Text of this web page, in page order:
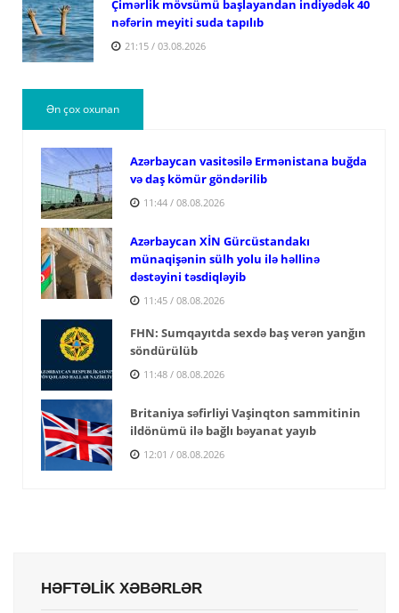
Çimərlik mövsümü başlayandan indiyədək 40
nəfərin meyiti suda tapılıb
21:15 / 03.08.2026
Ən çox oxunan
Azərbaycan vasitəsilə Ermənistana buğda
və daş kömür göndərilib
11:44 / 08.08.2026
Azərbaycan XİN Gürcüstandakı
münaqişənin sülh yolu ilə həllinə
dəstəyini təsdiqləyib
11:45 / 08.08.2026
FHN: Sumqayıtda sexdə baş verən yanğın
söndürülüb
11:48 / 08.08.2026
Britaniya səfirliyi Vaşinqton sammitinin
ildönümü ilə bağlı bəyanat yayıb
12:01 / 08.08.2026
HƏFTƏLİK XƏBƏRLƏR